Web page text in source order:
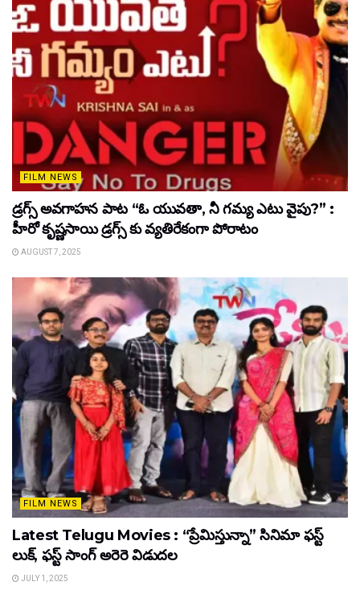
FILM NEWS
డ్రగ్స్ అవగాహన పాట “ఓ యువతా, నీ గమ్య ఎటు వైపు?” :
హీరో కృష్ణసాయి డ్రగ్స్ కు వ్యతిరేకంగా పోరాటం
AUGUST 7, 2025
FILM NEWS
Latest Telugu Movies : “ప్రేమిస్తున్నా” సినిమా ఫస్ట్
లుక్, ఫస్ట్ సాంగ్ అరెరె విడుదల
JULY 1, 2025